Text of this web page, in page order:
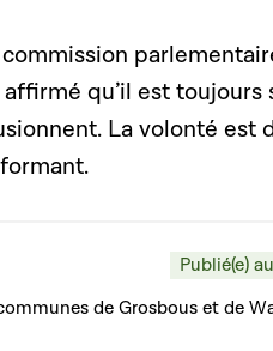
qu’il est
La volonté est
Publié(e)
de Grosbous et de